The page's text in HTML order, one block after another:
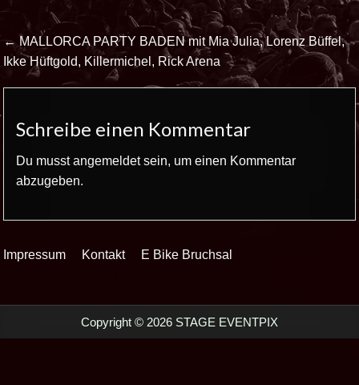
Beitrags-
Navigation
← MALLORCA PARTY BADEN mit Mia Julia, Lorenz Büffel,
Ikke Hüftgold, Killermichel, Rick Arena
Schreibe einen Kommentar
Du musstangemeldetsein, um einen Kommentar
abzugeben.
Impressum Kontakt E Bike Bruchsal
Copyright © 2026 STAGE EVENTPIX